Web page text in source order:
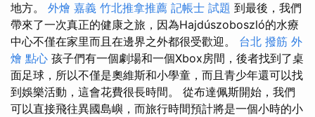
地方。 外燴 嘉義 竹北推拿推薦 記帳士 試題 到最後，我們
帶來了一次真正的健康之旅，因為Hajdúszoboszló的水療
中心不僅在家里而且在邊界之外都很受歡迎。 台北 撥筋 外
燴 點心 孩子們有一個劇場和一個Xbox房間，後者找到了桌
面足球，所以不僅是奧維斯和小學童，而且青少年還可以找
到娛樂活動，這會花費很長時間。 從布達佩斯開始，我們
可以直接飛往異國島嶼，而旅行時間預計將是一個小時的小